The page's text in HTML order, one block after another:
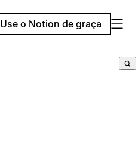
Use o Notion de graça